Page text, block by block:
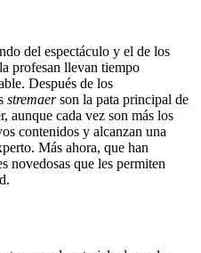
del espectáculo y el de los
profesan llevan tiempo
Después de los
stremaerson la pata principal de
aunque cada vez son más los
contenidos y alcanzan una
Más ahora, que han
novedosas que les permiten